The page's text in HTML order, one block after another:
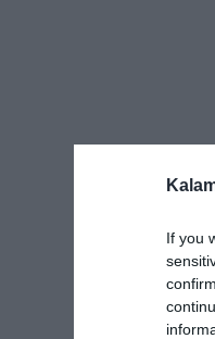
If you